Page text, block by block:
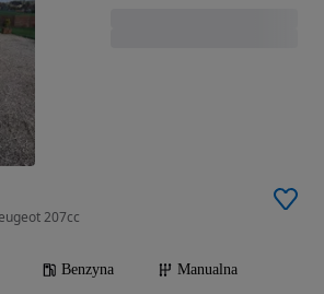
207cc
Benzyna
Manualna